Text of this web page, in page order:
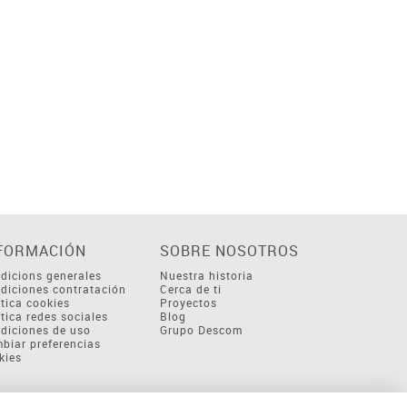
generales
contratación
cookies
redes sociales
de uso
preferencias
SOBRE NOSOTROS
Nuestra historia
Cerca de ti
Proyectos
Blog
Grupo Descom